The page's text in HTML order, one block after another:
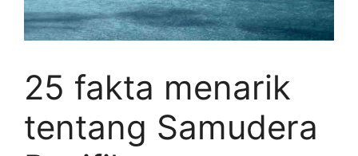
25 fakta menarik
tentang Samudera